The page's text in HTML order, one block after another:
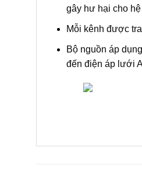
gây hư hại cho
Mỗi kênh được
Bộ nguồn áp
đến điện áp lưới